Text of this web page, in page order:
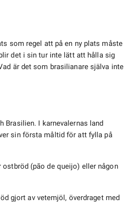
som regel att på en ny plats måste
det i sin tur inte lätt att hålla sig
är det som brasilianare själva inte
I karnevalernas land
sin första måltid för att fylla på
(pão de queijo) eller någon
gjort av vetemjöl, överdraget med